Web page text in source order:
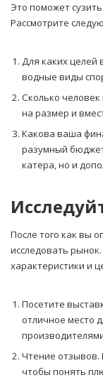
Это поможет
Рассмотрите
Для каких целей
водные виды
Сколько
на размер и
Какова ваша
разумный
катера, но и
После того как вы
исследовать
характеристики и
Посетите
отличное место
Чтение отзывов.
чтобы понять